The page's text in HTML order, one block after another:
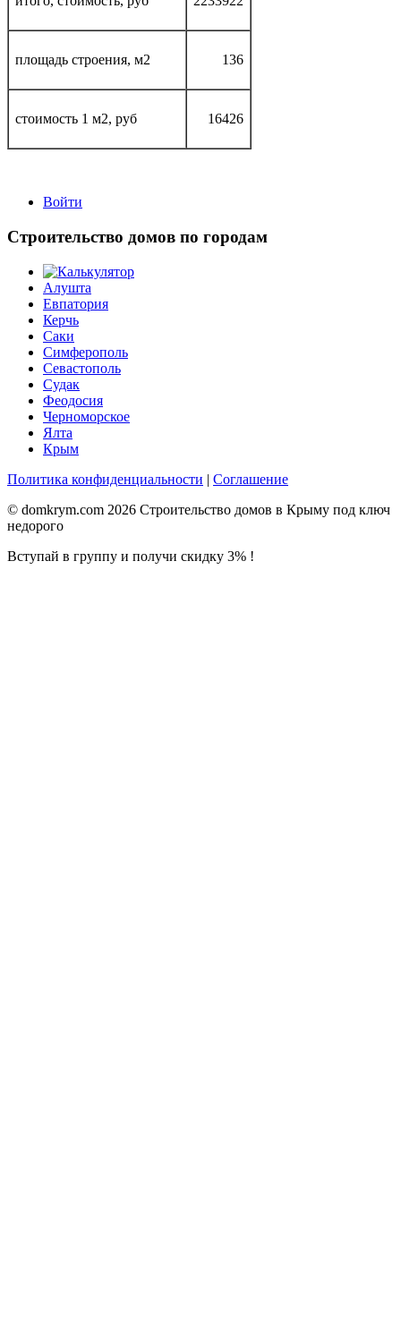
площадь строения, м2 136
стоимость 1 м2, руб 16426
Войти
Строительство домов по городам
Алушта
Евпатория
Керчь
Саки
Симферополь
Севастополь
Судак
Феодосия
Черноморское
Ялта
Крым
Политика конфиденциальности | Соглашение
© domkrym.com 2026 Строительство домов в Крыму под ключ
недорого
Вступай в группу и получи скидку 3% !